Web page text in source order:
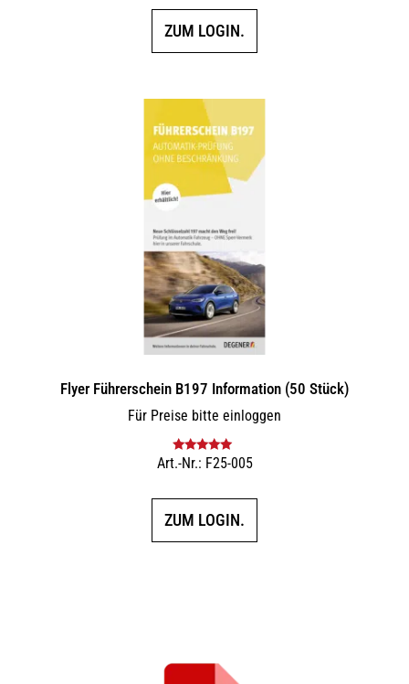
ZUM LOGIN.
Flyer Führerschein B197 Information (50 Stück)
Für Preise bitte einloggen
Bewertet mit
Art.-Nr.: F25-005
ZUM LOGIN.